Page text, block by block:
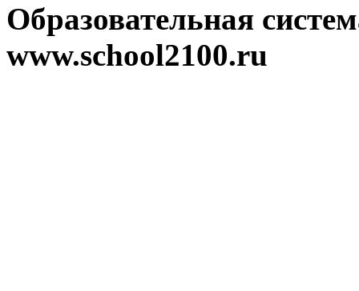
Образовательная
www.school2100.ru